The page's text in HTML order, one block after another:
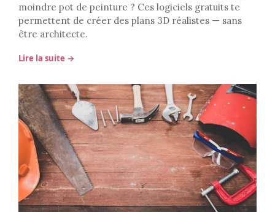
moindre pot de peinture ? Ces logiciels gratuits te
permettent de créer des plans 3D réalistes — sans
être architecte.
Lire la suite →